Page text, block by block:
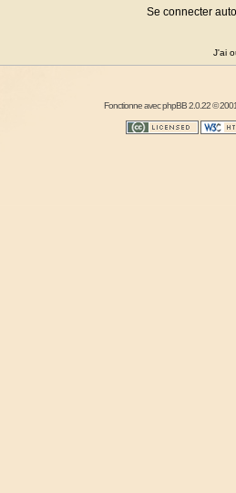
Se connecter
J'ai
Fonctionne avecphpBB2.0.22 ©